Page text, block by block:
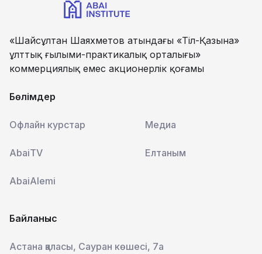
«Шайсұлтан Шаяхметов атындағы «Тіл-Қазына»
ұлттық ғылыми-практикалық орталығы»
коммерциялық емес акционерлік қоғамы
Бөлімдер
Офлайн курстар Медиа
AbaiTV Елтаным
AbaiAlemi
Байланыс
Астана қаласы, Сауран көшесі, 7а